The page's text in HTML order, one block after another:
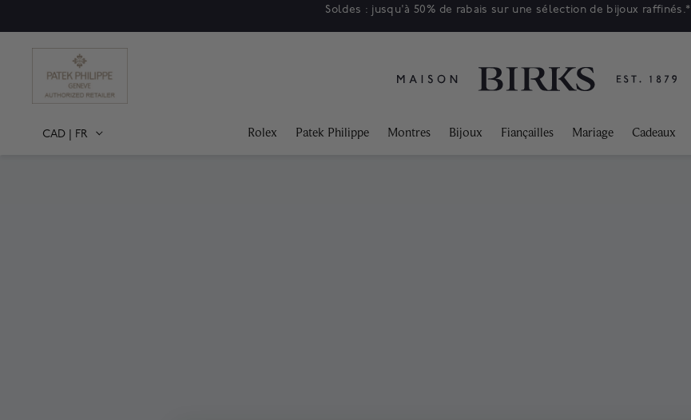
Soldes : jusqu'à 50% de rabais sur une sélection de bijoux raffinés.*
CAD | FR Rolex Patek Philippe Montres Bijoux Fiançailles Mariage Cadeaux